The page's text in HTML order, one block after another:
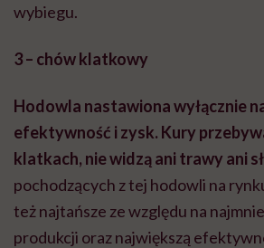
wybiegu.
3 – chów klatkowy
Hodowla nastawiona wyłącznie
efektywność i zysk. Kury
klatkach, nie widzą ani trawy ani
pochodzących z tej hodowli na
też najtańsze ze względu na
produkcji oraz największą